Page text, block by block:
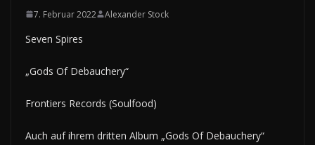
7. Februar 2022 Alexander Stock
Seven Spires
„Gods Of Debauchery“
Frontiers Records (Soulfood)
Auch auf ihrem dritten Album „Gods Of Debauchery“